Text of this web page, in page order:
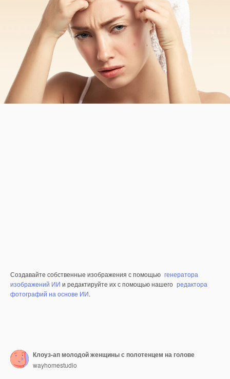
Создавайте собственные изображения с помощью генератора
изображений ИИ и редактируйте их с помощью нашего редактора
фотографий на основе ИИ.
Клоуз-ап молодой женщины с полотенцем на голове
wayhomestudio